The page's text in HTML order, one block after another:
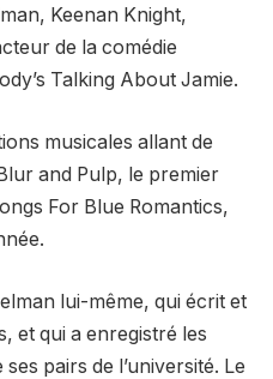
Keenan Knight,
de la comédie
Talking About Jamie.
musicales allant de
and Pulp, le premier
For Blue Romantics,
lui-même, qui écrit et
et qui a enregistré les
pairs de l’université. Le